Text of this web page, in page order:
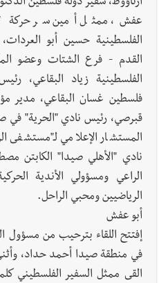
أخبار صيدا بلدية صيدا تهنئ
بكرة الطاولة للرجال للعام الرابع
أخبار صيدا
بالصور: رئيسا
تقنية حول الحد من النفايات
عفش، ممثل أمين سر حركة
الفلسطينية حسين أبو
القدم - فرع الشتات وعضو
الفلسطينية زياد البقاعي،
فلسطين غسان البقاعي،
قبرصي، رئيس نادي "الحرية" في
المستشار الإعلامي لـ"مستشفى
نادي "الأهلي صيدا" الكابتن
الراعي ومسؤولي الأندية
الرياضيين ومحبي الراحل.
أبو عفش
إفتتح اللقاء بترحيب من مسؤول
في منطقة صيدا أحمد حداد،
القى ممثل السفير الفلسطيني